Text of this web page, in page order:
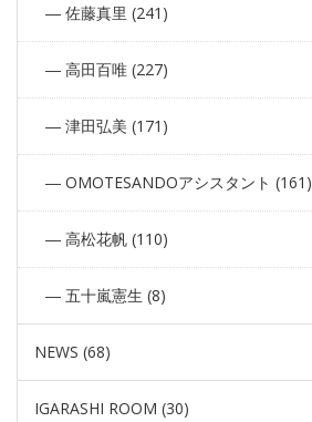
佐藤真里 (241)
高田百唯 (227)
津田弘美 (171)
OMOTESANDOアシスタント (161)
高松花帆 (110)
五十嵐憲生 (8)
NEWS (68)
IGARASHI ROOM (30)